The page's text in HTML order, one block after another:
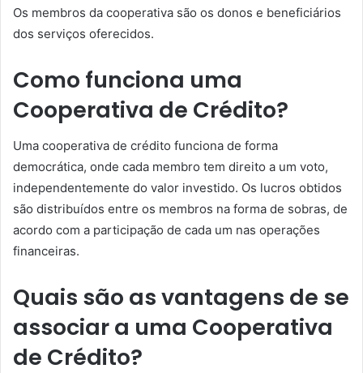
Os membros da cooperativa são os donos e beneficiários
dos serviços oferecidos.
Como funciona uma
Cooperativa de Crédito?
Uma cooperativa de crédito funciona de forma
democrática, onde cada membro tem direito a um voto,
independentemente do valor investido. Os lucros obtidos
são distribuídos entre os membros na forma de sobras, de
acordo com a participação de cada um nas operações
financeiras.
Quais são as vantagens de se
associar a uma Cooperativa
de Crédito?